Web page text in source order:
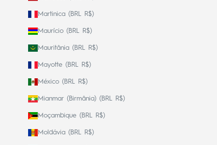
Martinica (BRL R$)
Maurício (BRL R$)
Mauritânia (BRL R$)
Mayotte (BRL R$)
México (BRL R$)
Mianmar (Birmânia) (BRL R$)
Moçambique (BRL R$)
Moldávia (BRL R$)